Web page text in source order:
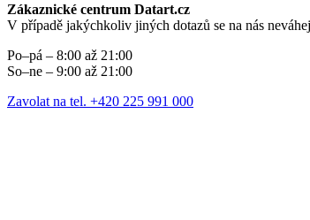
Zákaznické centrum Datart.cz
V případě jakýchkoliv jiných dotazů se na nás
Po–pá – 8:00 až 21:00
So–ne – 9:00 až 21:00
Zavolat na tel. +420 225 991 000